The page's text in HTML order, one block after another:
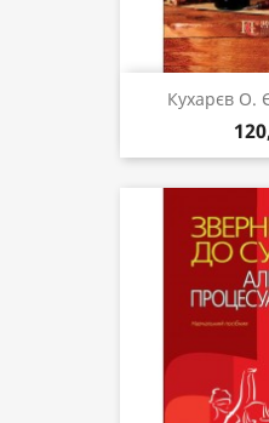
Кухарєв О.